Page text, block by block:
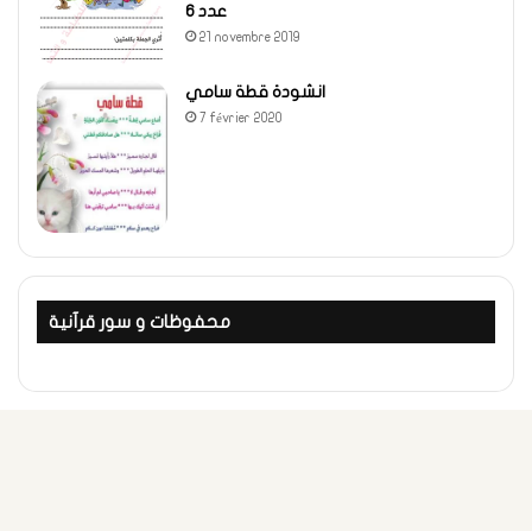
عدد 6
21 novembre 2019
انشودة قطة سامي
7 février 2020
محفوظات و سور قرآنية